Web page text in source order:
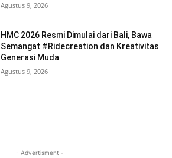
Agustus 9, 2026
HMC 2026 Resmi Dimulai dari Bali, Bawa
Semangat #Ridecreation dan Kreativitas
Generasi Muda
Agustus 9, 2026
- Advertisment -